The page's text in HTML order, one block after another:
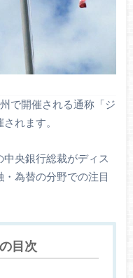
で開催される通称「ジ
れます。
央銀行総裁がディス
為替の分野での注目
目次